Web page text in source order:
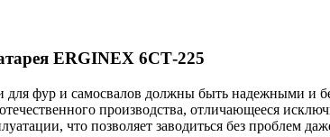
ERGINEX 6СТ-225
для фур и самосвалов должны быть надежными и
производства, отличающееся
что позволяет заводиться без